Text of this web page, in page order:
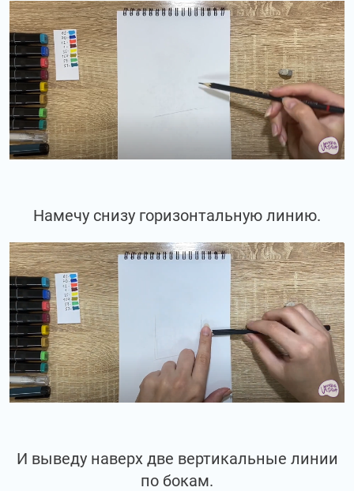
Намечу снизу горизонтальную линию.
И выведу наверх две вертикальные линии
по бокам.